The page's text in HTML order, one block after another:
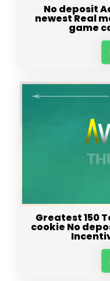
No deposit
newest Real
game
Greatest 150
cookie No